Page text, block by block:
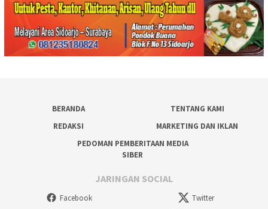
BERANDA
TENTANG KAMI
REDAKSI
MARKETING DAN IKLAN
PEDOMAN PEMBERITAAN MEDIA
SIBER
JARINGAN SOCIAL
Facebook
Twitter